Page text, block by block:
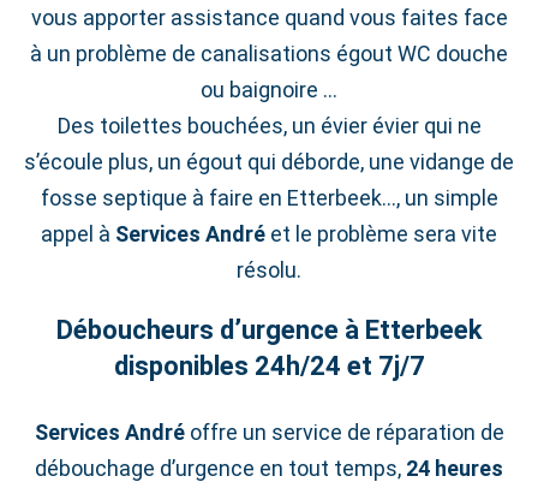
vous apporter assistance quand vous faites face
à un problème de canalisations égout WC douche
ou baignoire …
Des toilettes bouchées, un évier évier qui ne
s’écoule plus, un égout qui déborde, une vidange de
fosse septique à faire en Etterbeek…, un simple
appel à Services André et le problème sera vite
résolu.
Déboucheurs d’urgence à Etterbeek
disponibles 24h/24 et 7j/7
Services Andréoffre un service de réparation de
débouchage d’urgence en tout temps, 24 heures